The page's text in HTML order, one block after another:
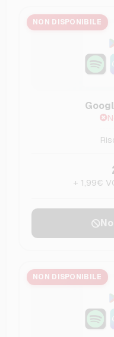
NON DISPONIBILE
+ 1,99€
NON DISPONIBILE